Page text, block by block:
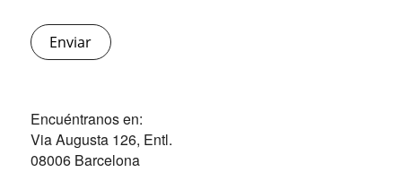
Encuéntranos en:
Via Augusta 126, Entl.
08006 Barcelona